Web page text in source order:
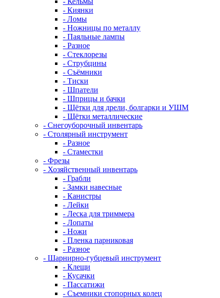
- Киянки
- Ломы
- Ножницы по металлу
- Паяльные лампы
- Разное
- Стеклорезы
- Струбцины
- Съёмники
- Тиски
- Шпатели
- Шприцы и бачки
- Щётки для дрели, болгарки и УШМ
- Щётки металлические
- Снегоуборочный инвентарь
- Столярный инструмент
- Разное
- Стаместки
- Фрезы
- Хозяйственный инвентарь
- Грабли
- Замки навесные
- Канистры
- Лейки
- Леска для триммера
- Лопаты
- Ножи
- Пленка парниковая
- Разное
- Шарнирно-губцевый инструмент
- Клещи
- Кусачки
- Пассатижи
- Съемники стопорных колец